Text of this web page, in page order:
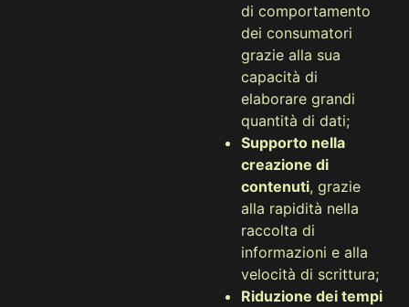
di comportamento
dei consumatori
grazie alla sua
capacità di
elaborare grandi
quantità di dati;
Supporto nella
creazione di
contenuti, grazie
alla rapidità nella
raccolta di
informazioni e alla
velocità di scrittura;
Riduzione dei tempi